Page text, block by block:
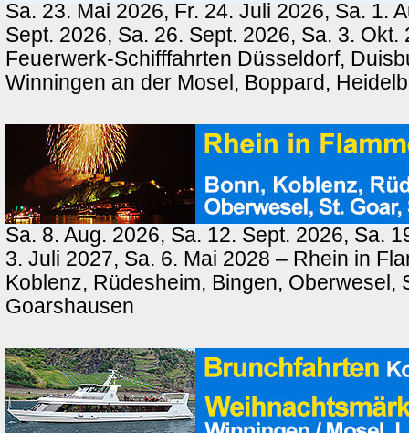
Sa. 23. Mai 2026, Fr. 24. Juli 2026, Sa. 1.
Sept. 2026, Sa. 26. Sept. 2026, Sa. 3. Okt.
Feuerwerk-Schifffahrten Düsseldorf,
Winningen an der Mosel, Boppard,
Sa. 8. Aug. 2026, Sa. 12. Sept. 2026, Sa.
3. Juli 2027, Sa. 6. Mai 2028 – Rhein in
Koblenz, Rüdesheim, Bingen, Oberwesel,
Goarshausen